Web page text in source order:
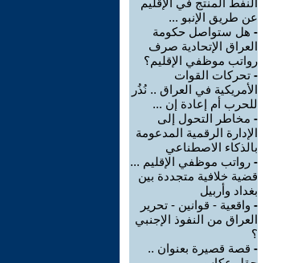
النفط المنتج في الإقليم
عن طريق الإنبو ...
- هل ستواصل حكومة
العراق الإتحادية صرف
رواتب موظفي الإقليم؟
- تحركات القوات
الأمريكية في العراق .. نُذُر
للحرب أم إعادة إن ...
- مخاطر التحول إلى
الإدارة الرقمية المدعومة
بالذكاء الاصطناعي
- رواتب موظفي الإقليم ...
قضية خلافية متجددة بين
بغداد وأربيل
- واقعية - قوانين - تحرير
العراق من النفوذ الإجنبي
؟
- قصة قصيرة بعنوان ..